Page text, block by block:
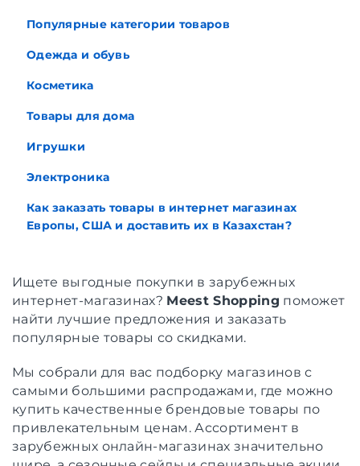
Популярные категории товаров
Одежда и обувь
Косметика
Товары для дома
Игрушки
Электроника
Как заказать товары в интернет магазинах
Европы, США и доставить их в Казахстан?
Ищете выгодные покупки в зарубежных
интернет-магазинах? Meest Shopping поможет
найти лучшие предложения и заказать
популярные товары со скидками.
Мы собрали для вас подборку магазинов с
самыми большими распродажами, где можно
купить качественные брендовые товары по
привлекательным ценам. Ассортимент в
зарубежных онлайн-магазинах значительно